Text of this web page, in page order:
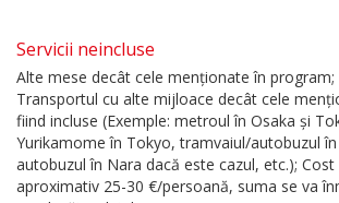
Servicii neincluse
Alte mese decât cele menționate în program;
Transportul cu alte mijloace decât cele
fiind incluse (Exemple: metroul în Osaka și
Yurikamome în Tokyo, tramvaiul/autobuzul
autobuzul în Nara dacă este cazul, etc.);
aproximativ 25-30 €/persoană, suma se va